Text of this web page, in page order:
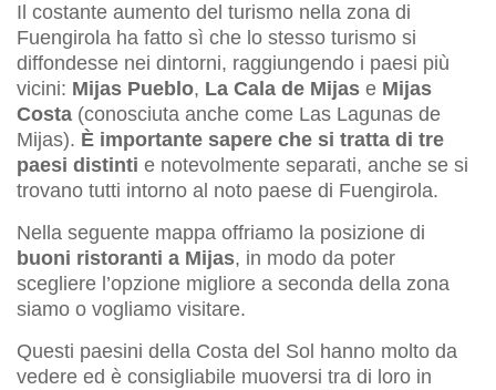
Il costante aumento del turismo nella zona di
Fuengirola ha fatto sì che lo stesso turismo si
diffondesse nei dintorni, raggiungendo i paesi più
vicini: Mijas Pueblo, La Cala de Mijas e Mijas
Costa (conosciuta anche come Las Lagunas de
Mijas). È importante sapere che si tratta di tre
paesi distinti e notevolmente separati, anche se si
trovano tutti intorno al noto paese di Fuengirola.
Nella seguente mappa offriamo la posizione di
buoni ristoranti a Mijas, in modo da poter
scegliere l’opzione migliore a seconda della zona
siamo o vogliamo visitare.
Questi paesini della Costa del Sol hanno molto da
vedere ed è consigliabile muoversi tra di loro in